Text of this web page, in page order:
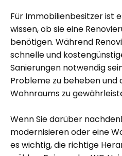
Für Immobilienbesitzer ist
wissen, ob sie eine
benötigen. Während
schnelle und
Sanierungen notwendig
Probleme zu beheben und
Wohnraums zu
Wenn Sie darüber
modernisieren oder eine
es wichtig, die richtige